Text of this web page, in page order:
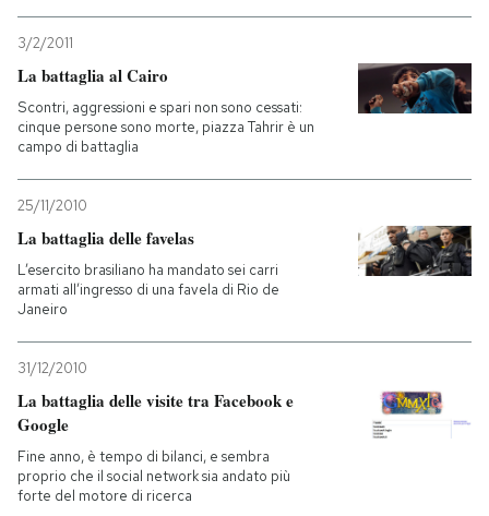
3/2/2011
La battaglia al Cairo
Scontri, aggressioni e spari non sono cessati:
cinque persone sono morte, piazza Tahrir è un
campo di battaglia
25/11/2010
La battaglia delle favelas
L’esercito brasiliano ha mandato sei carri
armati all’ingresso di una favela di Rio de
Janeiro
31/12/2010
La battaglia delle visite tra Facebook e
Google
Fine anno, è tempo di bilanci, e sembra
proprio che il social network sia andato più
forte del motore di ricerca